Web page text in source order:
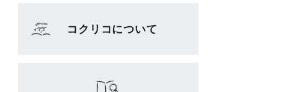
コクリコについて